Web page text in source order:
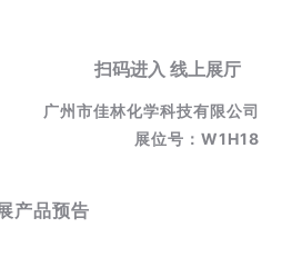
扫码进入 线上展厅
广州市佳林化学科技有限公司
展位号：W1H18
产品预告